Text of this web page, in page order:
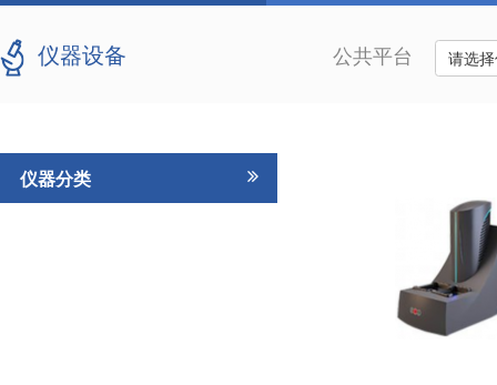
仪器设备 公共平台 请选
仪器分类